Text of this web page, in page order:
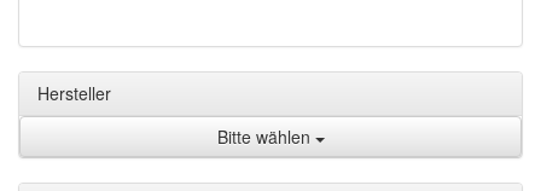
Hersteller
Bitte wählen